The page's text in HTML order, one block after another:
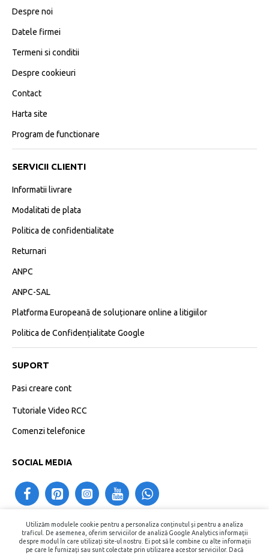
Utilizăm modulele cookie pentru a personaliza conținutul și pentru a analiza
traficul. De asemenea, oferim serviciilor de analiză Google Analytics informații
despre modul în care utilizați site-ul nostru. Ei pot să le combine cu alte informații
pe care le furnizați sau sunt colectate prin utilizarea acestor serviciilor. Dacă
Despre noi
Datele firmei
Termeni si conditii
Despre cookieuri
Contact
Harta site
Program de functionare
SERVICII CLIENTI
Informatii livrare
Modalitati de plata
Politica de confidentialitate
Returnari
ANPC
ANPC-SAL
Platforma Europeană de soluționare online a litigiilor
Politica de Confidențialitate Google
SUPORT
Pasi creare cont
Tutoriale Video RCC
Comenzi telefonice
SOCIAL MEDIA
contact@recipientecosmetice.ro
+40730575557